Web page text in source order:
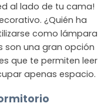
al lado de tu cama!
¿Quién ha
como lámpara
son una gran opción
que te permiten leer
apenas espacio.